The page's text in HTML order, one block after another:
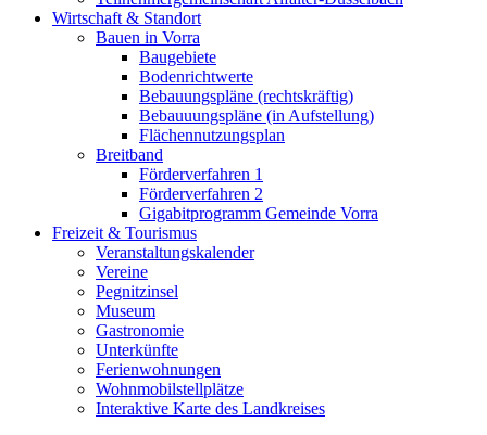
Wirtschaft & Standort
Bauen in Vorra
Baugebiete
Bodenrichtwerte
Bebauungspläne (rechtskräftig)
Bebauuungspläne (in Aufstellung)
Flächennutzungsplan
Breitband
Förderverfahren 1
Förderverfahren 2
Gigabitprogramm Gemeinde Vorra
Freizeit & Tourismus
Veranstaltungskalender
Vereine
Pegnitzinsel
Museum
Gastronomie
Unterkünfte
Ferienwohnungen
Wohnmobilstellplätze
Interaktive Karte des Landkreises